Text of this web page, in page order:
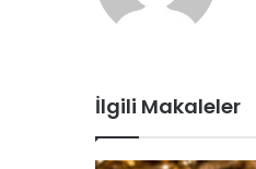
İlgili Makaleler